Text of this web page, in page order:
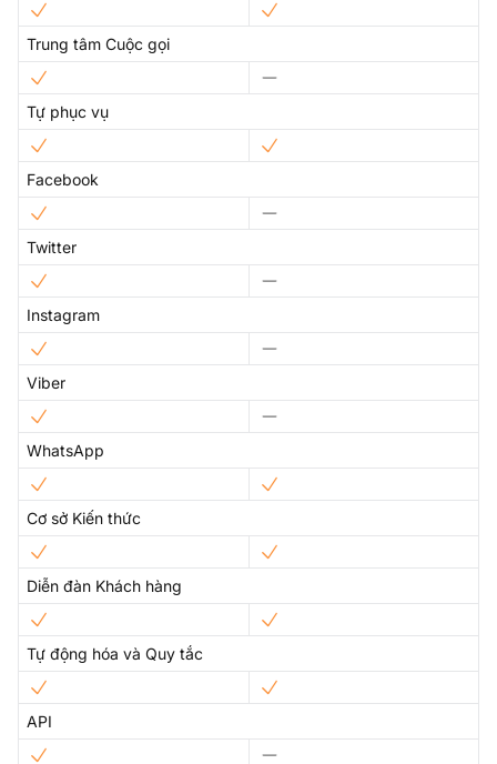
Trung tâm Cuộc gọi
Tự phục vụ
Facebook
Twitter
Instagram
Viber
WhatsApp
Cơ sở Kiến thức
Diễn đàn Khách hàng
Tự động hóa và Quy tắc
API